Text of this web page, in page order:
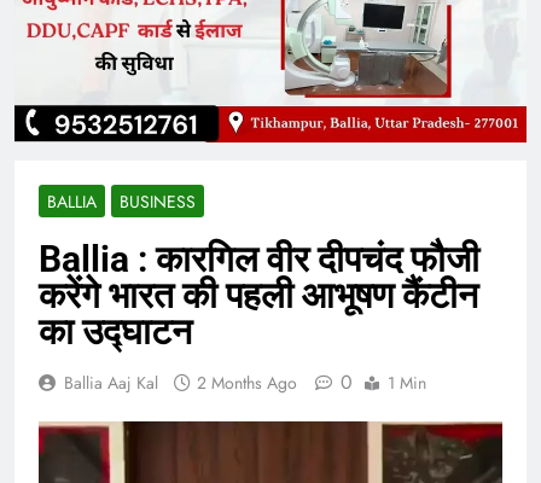
BALLIA BUSINESS
Ballia : कारगिल वीर दीपचंद फौजी
करेंगे भारत की पहली आभूषण कैंटीन
का उद्घाटन
Ballia Aaj Kal 2 Months Ago 0 1 Min